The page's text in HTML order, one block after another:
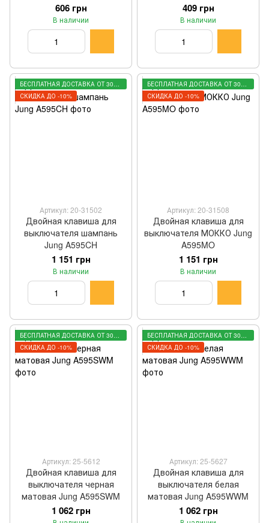
606 грн
В наличии
409 грн
В наличии
БЕСПЛАТНАЯ ДОСТАВКА ОТ 3000 ГРН
СКИДКА ДО -10%
Артикул: 20-31502
Двойная клавиша для
выключателя шампань
Jung A595CH
1 151 грн
В наличии
БЕСПЛАТНАЯ ДОСТАВКА ОТ 3000 ГРН
СКИДКА ДО -10%
Артикул: 20-31508
Двойная клавиша для
выключателя МОККО Jung
A595MO
1 151 грн
В наличии
БЕСПЛАТНАЯ ДОСТАВКА ОТ 3000 ГРН
СКИДКА ДО -10%
Артикул: 25-5612
Двойная клавиша для
выключателя черная
матовая Jung A595SWM
1 062 грн
БЕСПЛАТНАЯ ДОСТАВКА ОТ 3000 ГРН
СКИДКА ДО -10%
Артикул: 25-5627
Двойная клавиша для
выключателя белая
матовая Jung A595WWM
1 062 грн